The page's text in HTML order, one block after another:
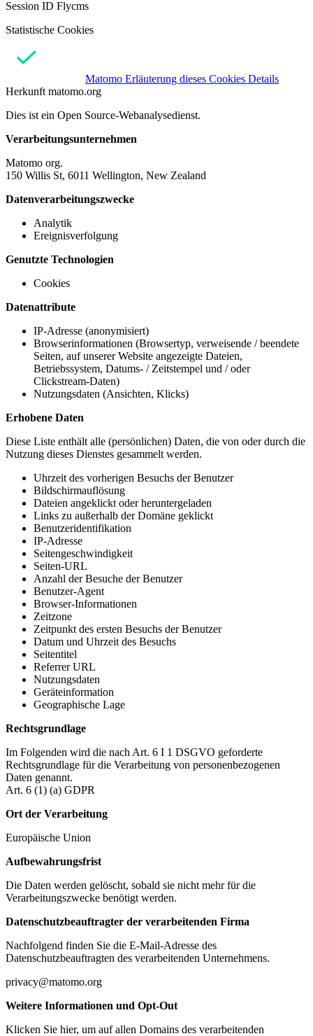
Session ID Flycms
Statistische Cookies
Matomo Erläuterung dieses Cookies Details
Herkunft matomo.org
Dies ist ein Open Source-Webanalysedienst.
Verarbeitungsunternehmen
Matomo org.
150 Willis St, 6011 Wellington, New Zealand
Datenverarbeitungszwecke
Analytik
Ereignisverfolgung
Genutzte Technologien
Cookies
Datenattribute
IP-Adresse (anonymisiert)
Browserinformationen (Browsertyp, verweisende / beendete
Seiten, auf unserer Website angezeigte Dateien,
Betriebssystem, Datums- / Zeitstempel und / oder
Clickstream-Daten)
Nutzungsdaten (Ansichten, Klicks)
Erhobene Daten
Diese Liste enthält alle (persönlichen) Daten, die von oder durch die
Nutzung dieses Dienstes gesammelt werden.
Uhrzeit des vorherigen Besuchs der Benutzer
Bildschirmauflösung
Dateien angeklickt oder heruntergeladen
Links zu außerhalb der Domäne geklickt
Benutzeridentifikation
IP-Adresse
Seitengeschwindigkeit
Seiten-URL
Anzahl der Besuche der Benutzer
Benutzer-Agent
Browser-Informationen
Zeitzone
Zeitpunkt des ersten Besuchs der Benutzer
Datum und Uhrzeit des Besuchs
Seitentitel
Referrer URL
Nutzungsdaten
Geräteinformation
Geographische Lage
Rechtsgrundlage
Im Folgenden wird die nach Art. 6 I 1 DSGVO geforderte
Rechtsgrundlage für die Verarbeitung von personenbezogenen
Daten genannt.
Art. 6 (1) (a) GDPR
Ort der Verarbeitung
Europäische Union
Aufbewahrungsfrist
Die Daten werden gelöscht, sobald sie nicht mehr für die
Verarbeitungszwecke benötigt werden.
Datenschutzbeauftragter der verarbeitenden Firma
Nachfolgend finden Sie die E-Mail-Adresse des
Datenschutzbeauftragten des verarbeitenden Unternehmens.
privacy@matomo.org
Weitere Informationen und Opt-Out
Klicken Sie hier, um auf allen Domains des verarbeitenden